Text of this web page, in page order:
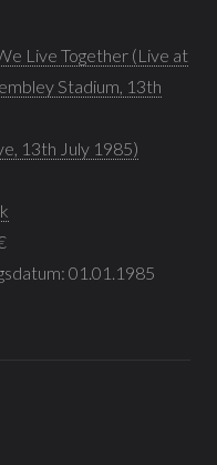
Live Together (Live at
Stadium, 13th
13th July 1985)
01.01.1985